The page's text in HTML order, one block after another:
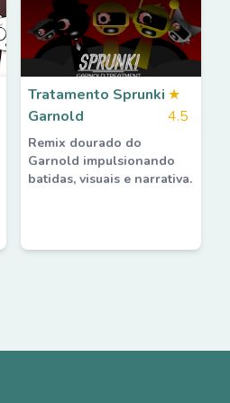
Tratamento Sprunki
Garnold
★
4.5
Remix dourado do
Garnold impulsionando
batidas, visuais e narrativa.